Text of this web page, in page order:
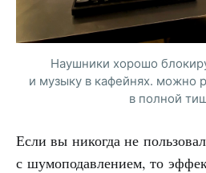
Наушники хорошо
и музыку в кафейнях. можно
в полной
Если вы никогда не
с шумоподавлением, то